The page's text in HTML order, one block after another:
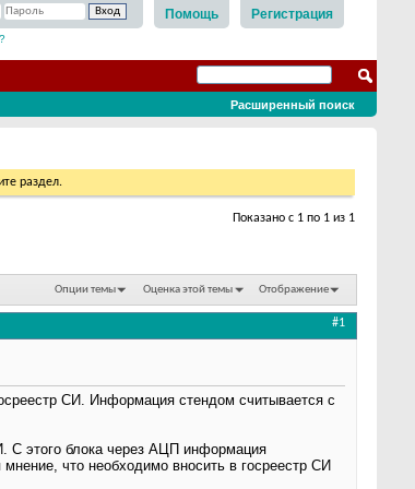
Регистрация
Помощь
Расширенный поиск
раздел.
Показано с 1 по 1 из 1
Опции темы Оценка этой темы Отображение
#1
СИ. Информация стендом считывается с
С этого блока через АЦП информация
что необходимо вносить в госреестр СИ